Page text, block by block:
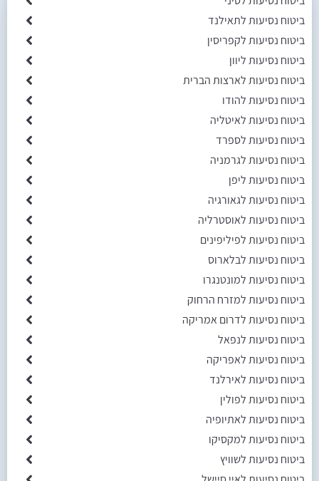
ביטוח נסיעות לתאילנד
ביטוח נסיעות לקפריסין
ביטוח נסיעות ליוון
ביטוח נסיעות לארצות הברית
ביטוח נסיעות להודו
ביטוח נסיעות לאיטליה
ביטוח נסיעות לספרד
ביטוח נסיעות לגרמניה
ביטוח נסיעות ליפן
ביטוח נסיעות לגאורגיה
ביטוח נסיעות לאוסטרליה
ביטוח נסיעות לפיליפינים
ביטוח נסיעות לבלארוס
ביטוח נסיעות למונטנגרו
ביטוח נסיעות למזרח הרחוק
ביטוח נסיעות לדרום אמריקה
ביטוח נסיעות לנפאל
ביטוח נסיעות לאפריקה
ביטוח נסיעות לאירלנד
ביטוח נסיעות לפולין
ביטוח נסיעות לאתיופיה
ביטוח נסיעות למקסיקו
ביטוח נסיעות לשוויץ